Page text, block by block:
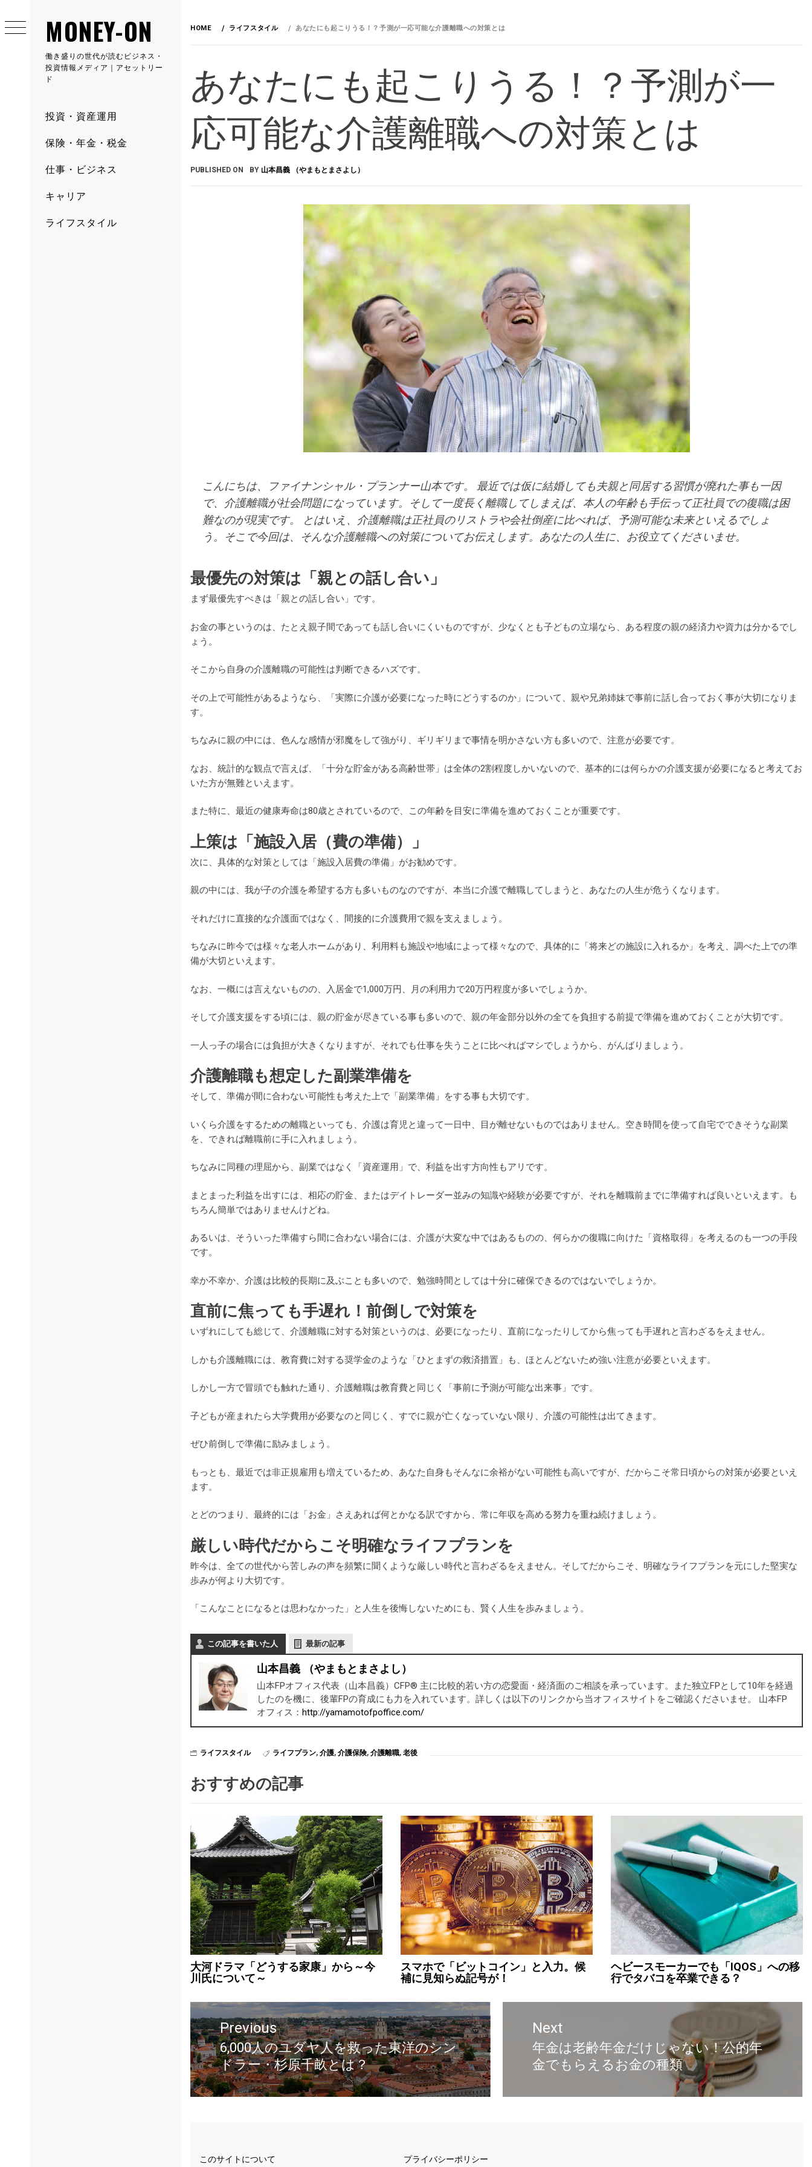
MONEY-ON
働き盛りの世代が読むビジネス・
投資情報メディア｜アセットリー
ド
投資・資産運用
保険・年金・税金
仕事・ビジネス
キャリア
ライフスタイル
HOME ライフスタイル あなたにも起こりうる！？予測が一応可能な介護離職への対策とは
あなたにも起こりうる！？予測が一
応可能な介護離職への対策とは
PUBLISHED ON BY 山本昌義 （やまもとまさよし）
こんにちは、ファイナンシャル・プランナー山本です。 最近では仮に結婚しても夫親と同居する習慣が廃れた事も一因
で、介護離職が社会問題になっています。そして一度長く離職してしまえば、本人の年齢も手伝って正社員での復職は困
難なのが現実です。 とはいえ、介護離職は正社員のリストラや会社倒産に比べれば、予測可能な未来といえるでしょ
う。そこで今回は、そんな介護離職への対策についてお伝えします。あなたの人生に、お役立てくださいませ。
最優先の対策は「親との話し合い」
まず最優先すべきは「親との話し合い」です。
お金の事というのは、たとえ親子間であっても話し合いにくいものですが、少なくとも子どもの立場なら、ある程度の親の経済力や資力は分かるでし
ょう。
そこから自身の介護離職の可能性は判断できるハズです。
その上で可能性があるようなら、「実際に介護が必要になった時にどうするのか」について、親や兄弟姉妹で事前に話し合っておく事が大切になりま
す。
ちなみに親の中には、色んな感情が邪魔をして強がり、ギリギリまで事情を明かさない方も多いので、注意が必要です。
なお、統計的な観点で言えば、「十分な貯金がある高齢世帯」は全体の2割程度しかいないので、基本的には何らかの介護支援が必要になると考えてお
いた方が無難といえます。
また特に、最近の健康寿命は80歳とされているので、この年齢を目安に準備を進めておくことが重要です。
上策は「施設入居（費の準備）」
次に、具体的な対策としては「施設入居費の準備」がお勧めです。
親の中には、我が子の介護を希望する方も多いものなのですが、本当に介護で離職してしまうと、あなたの人生が危うくなります。
それだけに直接的な介護面ではなく、間接的に介護費用で親を支えましょう。
ちなみに昨今では様々な老人ホームがあり、利用料も施設や地域によって様々なので、具体的に「将来どの施設に入れるか」を考え、調べた上での準
備が大切といえます。
なお、一概には言えないものの、入居金で1,000万円、月の利用力で20万円程度が多いでしょうか。
そして介護支援をする頃には、親の貯金が尽きている事も多いので、親の年金部分以外の全てを負担する前提で準備を進めておくことが大切です。
一人っ子の場合には負担が大きくなりますが、それでも仕事を失うことに比べればマシでしょうから、がんばりましょう。
介護離職も想定した副業準備を
そして、準備が間に合わない可能性も考えた上で「副業準備」をする事も大切です。
いくら介護をするための離職といっても、介護は育児と違って一日中、目が離せないものではありません。空き時間を使って自宅でできそうな副業
を、できれば離職前に手に入れましょう。
ちなみに同種の理屈から、副業ではなく「資産運用」で、利益を出す方向性もアリです。
まとまった利益を出すには、相応の貯金、またはデイトレーダー並みの知識や経験が必要ですが、それを離職前までに準備すれば良いといえます。も
ちろん簡単ではありませんけどね。
あるいは、そういった準備すら間に合わない場合には、介護が大変な中ではあるものの、何らかの復職に向けた「資格取得」を考えるのも一つの手段
です。
幸か不幸か、介護は比較的長期に及ぶことも多いので、勉強時間としては十分に確保できるのではないでしょうか。
直前に焦っても手遅れ！前倒しで対策を
いずれにしても総じて、介護離職に対する対策というのは、必要になったり、直前になったりしてから焦っても手遅れと言わざるをえません。
しかも介護離職には、教育費に対する奨学金のような「ひとまずの救済措置」も、ほとんどないため強い注意が必要といえます。
しかし一方で冒頭でも触れた通り、介護離職は教育費と同じく「事前に予測が可能な出来事」です。
子どもが産まれたら大学費用が必要なのと同じく、すでに親が亡くなっていない限り、介護の可能性は出てきます。
ぜひ前倒しで準備に励みましょう。
もっとも、最近では非正規雇用も増えているため、あなた自身もそんなに余裕がない可能性も高いですが、だからこそ常日頃からの対策が必要といえ
ます。
とどのつまり、最終的には「お金」さえあれば何とかなる訳ですから、常に年収を高める努力を重ね続けましょう。
厳しい時代だからこそ明確なライフプランを
昨今は、全ての世代から苦しみの声を頻繁に聞くような厳しい時代と言わざるをえません。そしてだからこそ、明確なライフプランを元にした堅実な
歩みが何より大切です。
「こんなことになるとは思わなかった」と人生を後悔しないためにも、賢く人生を歩みましょう。
この記事を書いた人 最新の記事
山本昌義 （やまもとまさよし）
山本FPオフィス代表（山本昌義）CFP® 主に比較的若い方の恋愛面・経済面のご相談を承っています。また独立FPとして10年を経過
したのを機に、後輩FPの育成にも力を入れています。詳しくは以下のリンクから当オフィスサイトをご確認くださいませ。 山本FP
オフィス： http://yamamotofpoffice.com/
ライフスタイル ライフプラン, 介護, 介護保険, 介護離職, 老後
おすすめの記事
大河ドラマ「どうする家康」から～今
川氏について～
スマホで「ビットコイン」と入力。候
補に見知らぬ記号が！
ヘビースモーカーでも「IQOS」への移
行でタバコを卒業できる？
Previous
6,000人のユダヤ人を救った東洋のシン
ドラー・杉原千畝とは？
Next
年金は老齢年金だけじゃない！公的年
金でもらえるお金の種類
このサイトについて プライバシーポリシー